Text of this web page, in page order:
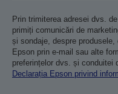
Prin trimiterea adresei dvs.
primiți comunicări de
și sondaje, despre
Epson prin e-mail sau alte
preferințelor dvs. și
Declarația Epson privind